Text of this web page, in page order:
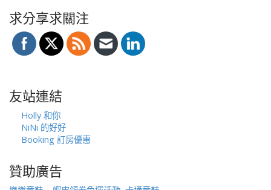
求分享求關注
友站連結
Holly 和你
NiNi 的好好
Booking 訂房優惠
贊助廣告